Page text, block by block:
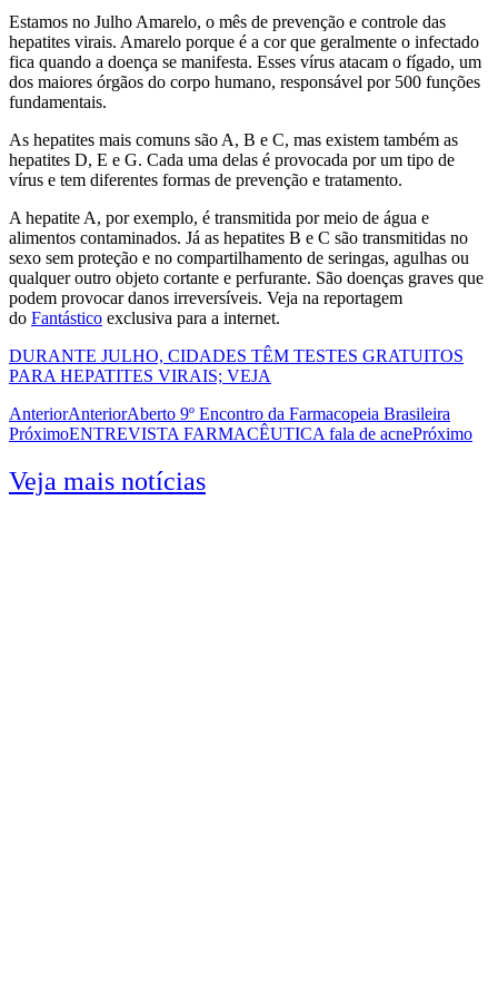
Estamos no Julho Amarelo, o mês de prevenção e controle das
hepatites virais. Amarelo porque é a cor que geralmente o infectado
fica quando a doença se manifesta. Esses vírus atacam o fígado, um
dos maiores órgãos do corpo humano, responsável por 500 funções
fundamentais.
As hepatites mais comuns são A, B e C, mas existem também as
hepatites D, E e G. Cada uma delas é provocada por um tipo de
vírus e tem diferentes formas de prevenção e tratamento.
A hepatite A, por exemplo, é transmitida por meio de água e
alimentos contaminados. Já as hepatites B e C são transmitidas no
sexo sem proteção e no compartilhamento de seringas, agulhas ou
qualquer outro objeto cortante e perfurante. São doenças graves que
podem provocar danos irreversíveis. Veja na reportagem
do Fantástico exclusiva para a internet.
DURANTE JULHO, CIDADES TÊM TESTES GRATUITOS
PARA HEPATITES VIRAIS; VEJA
AnteriorAnteriorAberto 9º Encontro da Farmacopeia Brasileira
PróximoENTREVISTA FARMACÊUTICA fala de acnePróximo
Veja mais notícias